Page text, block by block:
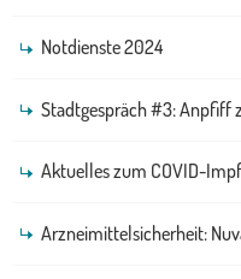
Notdienste 2024
Stadtgespräch #3: Anpfiff
Aktuelles zum COVID-
Arzneimittelsicherheit: